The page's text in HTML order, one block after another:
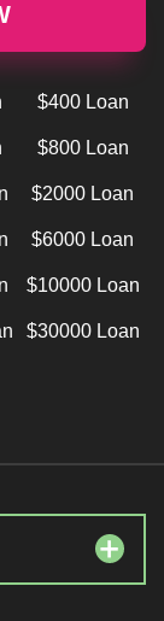
$400 Loan
$800 Loan
$2000 Loan
$6000 Loan
$10000 Loan
$30000 Loan